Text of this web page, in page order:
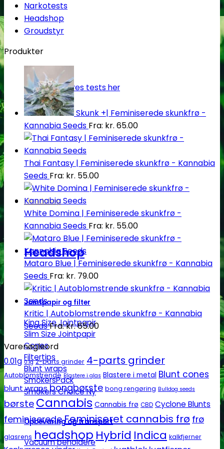
Oplev alle vores tests her
Headshop
Headshop
Jointpapir og filter
King Size Jointpapir
Slim Size Jointpapir
Cones
Filtertips
Blunt wraps
SmokersPack
Smokers Choice
Opbevaring og transport
Vacuum beholdere
Narkotests
Headshop
Groudstyr
Produkter
Skunk +| Feminiserede skunkfrø -
Kannabia Seeds Fra: kr. 65.00
Thai Fantasy | Feminiserede skunkfrø - Kannabia
Seeds Fra: kr. 55.00
White Domina | Feminiserede skunkfrø -
Kannabia Seeds Fra: kr. 55.00
Mataro Blue | Feminiserede skunkfrø - Kannabia
Seeds Fra: kr. 79.00
Kritic | Autoblomstrende skunkfrø - Kannabia
SeedsFra:kr.65.00
Varenøgleord
0.01g 0.1g 2-parts grinder 4-parts grinder
Autoblomstrende Blastere i glas Blastere i metal Blunt cones
blunt wrapsbongbørste bong rengøring Bulldog seeds
børste Cannabis Cannabis frø CBD Cyclone Blunts
feminiseredeFeminiseret cannabis frø frø
glasrens headshop Hybrid Indica kalkfjerner